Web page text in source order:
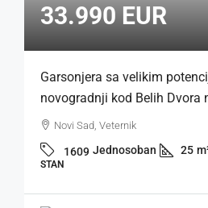
33.990 EUR
Garsonjera sa velikim
novogradnji kod Belih Dvora
Novi Sad, Veternik
1609 Jednosoban 25
STAN